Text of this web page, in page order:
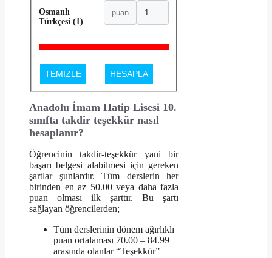
Osmanlı
Türkçesi (1)
TEMİZLE HESAPLA
Anadolu İmam Hatip Lisesi 10.
sınıfta takdir teşekkür nasıl
hesaplanır?
Öğrencinin takdir-teşekkür yani bir
başarı belgesi alabilmesi için gereken
şartlar şunlardır. Tüm derslerin her
birinden en az 50.00 veya daha fazla
puan olması ilk şarttır. Bu şartı
sağlayan öğrencilerden;
Tüm derslerinin dönem ağırlıklı
puan ortalaması 70.00 – 84.99
arasında olanlar “Teşekkür”